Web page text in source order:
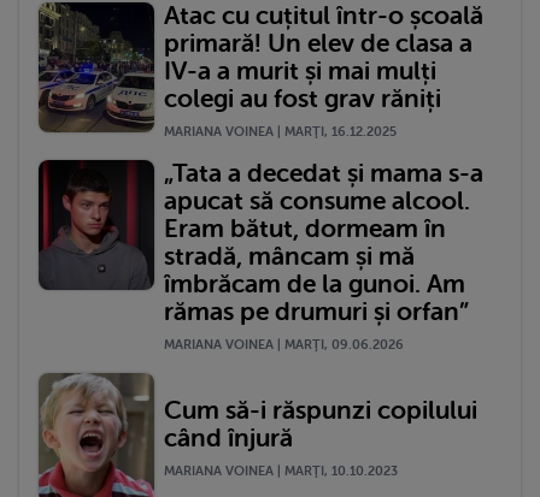
Atac cu cuțitul într-o școală
primară! Un elev de clasa a
IV-a a murit și mai mulți
colegi au fost grav răniți
MARIANA VOINEA | MARŢI, 16.12.2025
„Tata a decedat și mama s-a
apucat să consume alcool.
Eram bătut, dormeam în
stradă, mâncam și mă
îmbrăcam de la gunoi. Am
rămas pe drumuri și orfan”
MARIANA VOINEA | MARŢI, 09.06.2026
Cum să-i răspunzi copilului
când înjură
MARIANA VOINEA | MARŢI, 10.10.2023